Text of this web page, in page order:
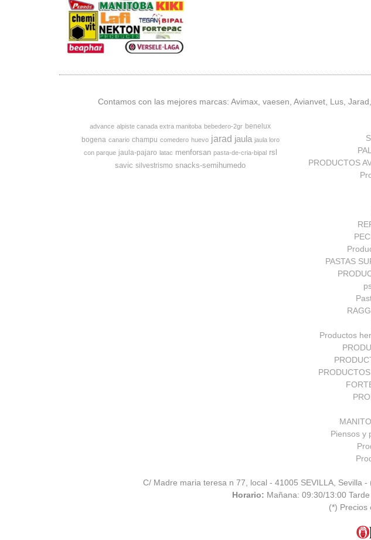
Contamos con las mejores marcas: Avimax, vaesen, Avianvet, Lus,
advance alpiste canada extra manitoba bebedero-2gr benelux
bogena canario champu comedero huevo jarad jaula jaula loro
con parque jaula-pajaro latac menforsan pasta-de-cria-bipal rsl
savic silvestrismo snacks-semihumedo
PRODUCTOS
PASTAS
Productos
Piensos y
C/ Madre maria teresa n 77, local - 41005 SEVILLA, Sevilla
Horario: Mañana: 09:30/13:00
(*) Precios